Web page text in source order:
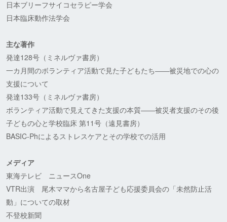
日本ブリーフサイコセラピー学会
日本臨床動作法学会
主な著作
発達128号（ミネルヴァ書房）
一カ月間のボランティア活動で見た子どもたち――被災地での心の
支援について
発達133号（ミネルヴァ書房）
ボランティア活動で見えてきた支援の本質——被災者支援のその後
子どもの心と学校臨床 第11号（遠見書房）
BASIC-Phによるストレスケアとその学校での活用
メディア
東海テレビ ニュースOne
VTR出演 尾木ママから名古屋子ども応援委員会の「未然防止活
動」についての取材
不登校新聞